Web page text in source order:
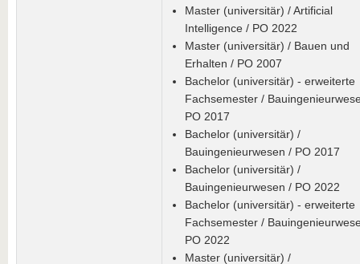
Master (universitär) / Artificial
Intelligence / PO 2022
Master (universitär) / Bauen und
Erhalten / PO 2007
Bachelor (universitär) - erweiterte
Fachsemester /
PO 2017
Bachelor (universitär) /
Bauingenieurwesen / PO 2017
Bachelor (universitär) /
Bauingenieurwesen / PO 2022
Bachelor (universitär) - erweiterte
Fachsemester /
PO 2022
Master (universitär) /